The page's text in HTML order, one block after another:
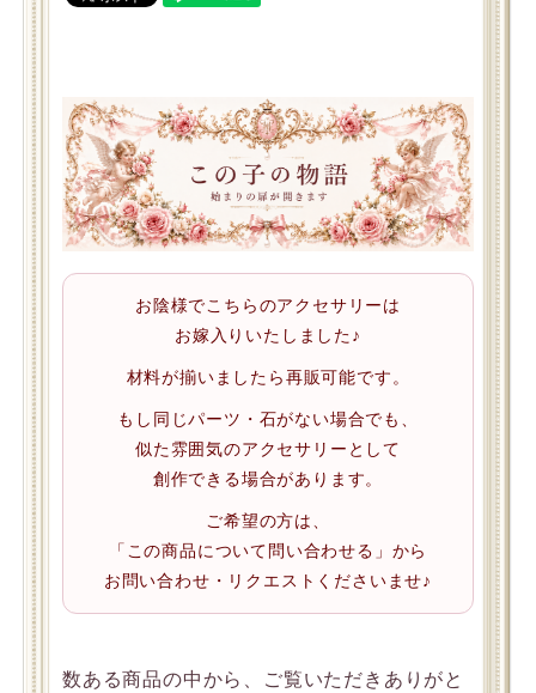
お陰様でこちらのアクセサリーは
お嫁入りいたしました♪
材料が揃いましたら再販可能です。
もし同じパーツ・石がない場合でも、
似た雰囲気のアクセサリーとして
創作できる場合があります。
ご希望の方は、
「この商品について問い合わせる」から
お問い合わせ・リクエストくださいませ♪
数ある商品の中から、ご覧いただきありがと